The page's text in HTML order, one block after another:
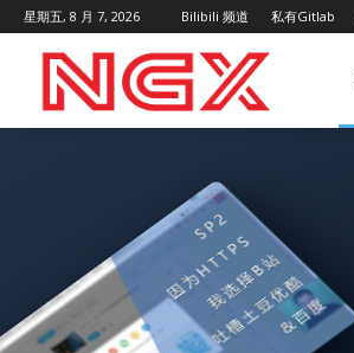
星期五, 8 月 7, 2026 Bilibili 频道 私有Gitlab